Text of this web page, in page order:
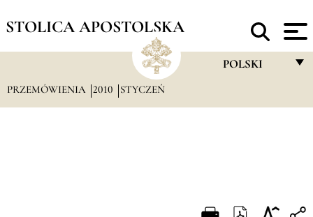
STOLICA APOSTOLSKA
POLSKI
PRZEMÓWIENIA 2010 STYCZEŃ